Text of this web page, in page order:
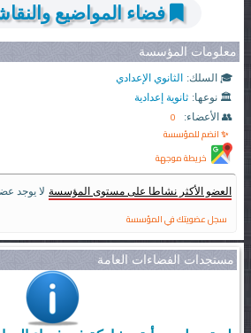
فضاء المواضيع
معلومات المؤسسة
🎓 السلك: الثانوي الإعدادي
🏛️ نوعها: ثانوية إعدادية
👥 الأعضاء:
0
✨ انضم للمؤسسة
خريطة موجهة
العضو الأكثر نشاطا على مستوى المؤسسة لا يوجد
سجل عضويتك في المؤسسة
مستجدات الفضاءات العامة